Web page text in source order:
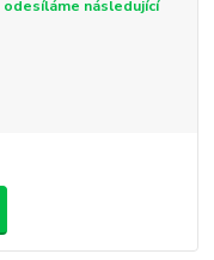
následující